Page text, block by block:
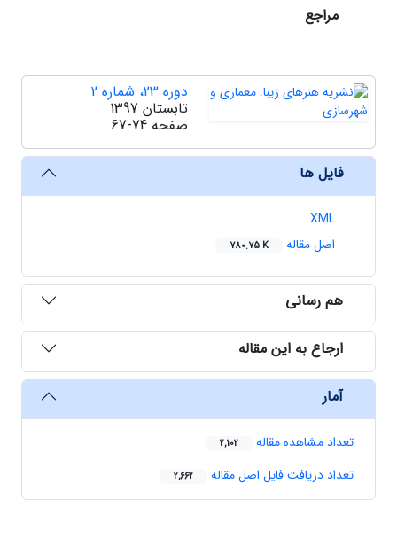
مراجع
دوره 23، شماره 2
تابستان 1397
صفحه 67-74
فایل ها
XML
اصل مقاله
780.75 K
هم رسانی
ارجاع به این مقاله
آمار
تعداد مشاهده مقاله 2,102
تعداد دریافت فایل اصل مقاله 2,662